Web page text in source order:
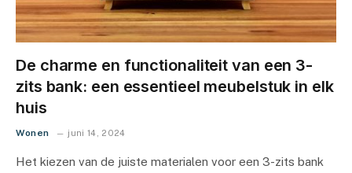
De charme en functionaliteit van een 3-
zits bank: een essentieel meubelstuk in elk
huis
Wonen juni 14, 2024
Het kiezen van de juiste materialen voor een 3-zits bank